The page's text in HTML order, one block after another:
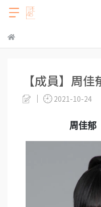
【成員】周
2021-10-24
周佳郁